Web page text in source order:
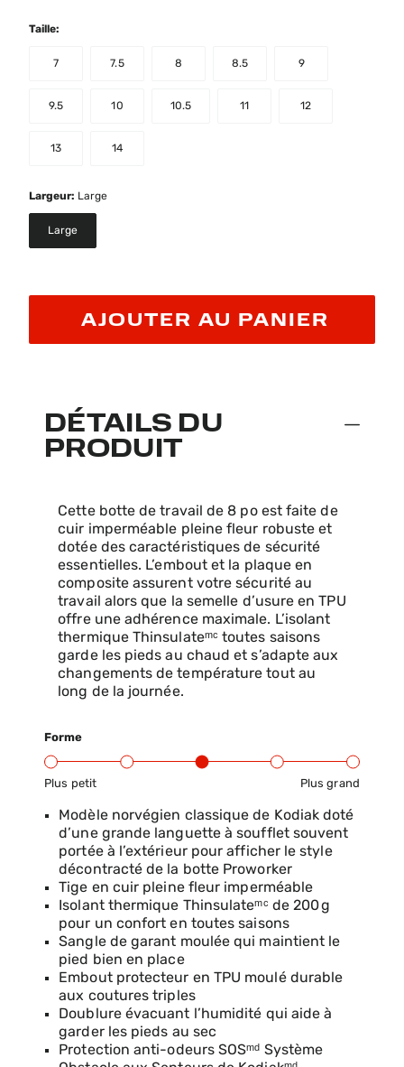
Taille:
7 7.5 8 8.5 9
9.5 10 10.5 11 12
13 14
Largeur: Large
Large
AJOUTER AU PANIER
DÉTAILS DU
PRODUIT
Cette botte de travail de 8 po est faite de
cuir imperméable pleine fleur robuste et
dotée des caractéristiques de sécurité
essentielles. L’embout et la plaque en
composite assurent votre sécurité au
travail alors que la semelle d’usure en TPU
offre une adhérence maximale. L’isolant
thermique Thinsulateᵐᶜ toutes saisons
garde les pieds au chaud et s’adapte aux
changements de température tout au
long de la journée.
Forme
Plus petit Plus grand
Gamme d’ajustement du produit : du petit au grand
Modèle norvégien classique de Kodiak doté
d’une grande languette à soufflet souvent
portée à l’extérieur pour afficher le style
décontracté de la botte Proworker
Tige en cuir pleine fleur imperméable
Isolant thermique Thinsulateᵐᶜ de 200 g
pour un confort en toutes saisons
Sangle de garant moulée qui maintient le
pied bien en place
Embout protecteur en TPU moulé durable
aux coutures triples
Doublure évacuant l’humidité qui aide à
garder les pieds au sec
Protection anti-odeurs SOSᵐᵈ Système